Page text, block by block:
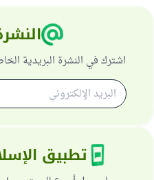
اشترك في النشرة البريدية
تطبيق